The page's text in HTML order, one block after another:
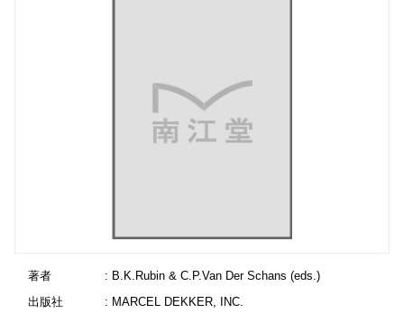
著者
: B.K.Rubin & C.P.Van Der Schans (eds.)
出版社
: MARCEL DEKKER, INC.